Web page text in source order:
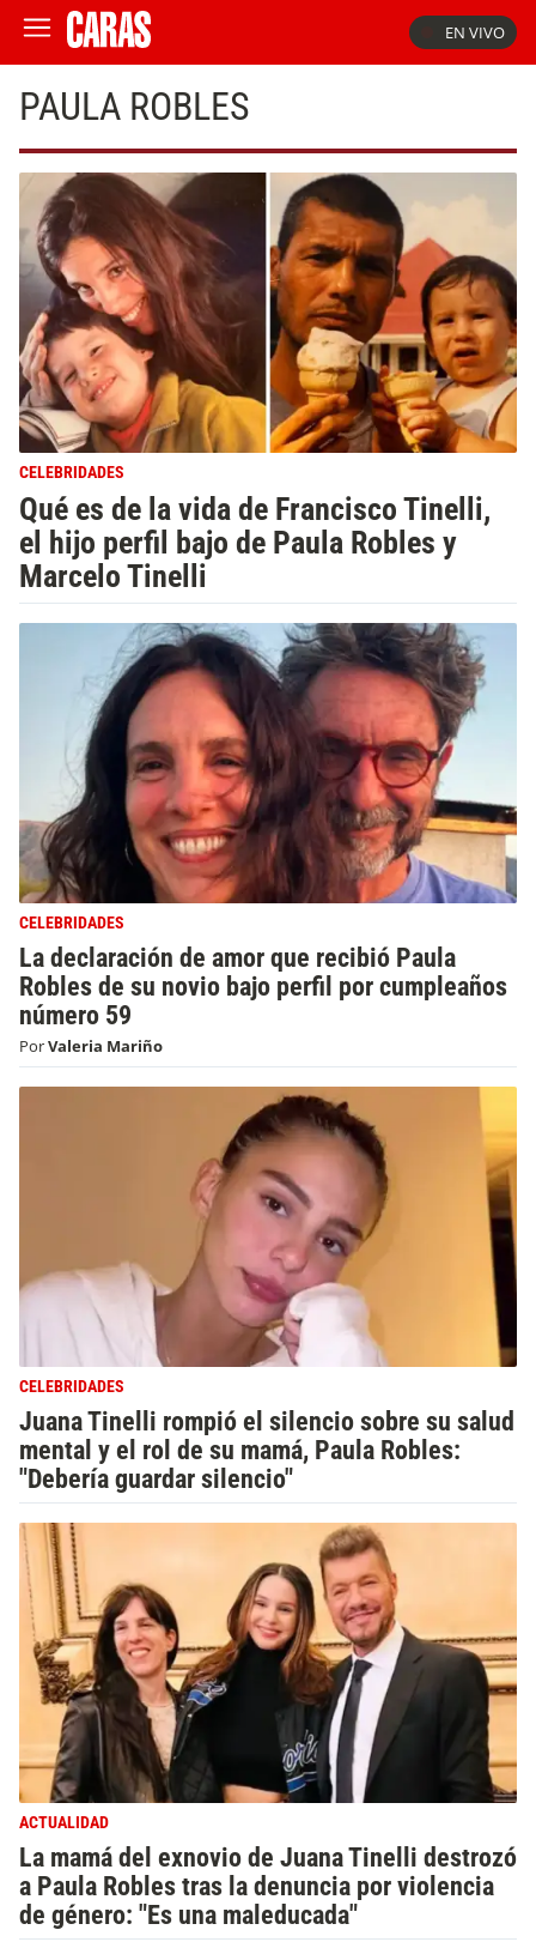
EN VIVO
PAULA ROBLES
CELEBRIDADES
Qué es de la vida de Francisco Tinelli,
el hijo perfil bajo de Paula Robles y
Marcelo Tinelli
CELEBRIDADES
La declaración de amor que recibió Paula
Robles de su novio bajo perfil por cumpleaños
número 59
PorValeria Mariño
CELEBRIDADES
Juana Tinelli rompió el silencio sobre su salud
mental y el rol de su mamá, Paula Robles:
"Debería guardar silencio"
ACTUALIDAD
La mamá del exnovio de Juana Tinelli destrozó
a Paula Robles tras la denuncia por violencia
de género: "Es una maleducada"